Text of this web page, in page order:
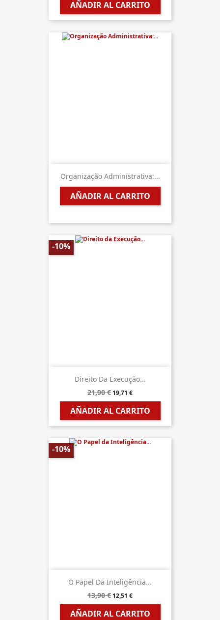
AÑADIR AL CARRITO
Organização Administrativa:...
AÑADIR AL CARRITO
Direito Da Execução...
21,90 € 19,71 €
AÑADIR AL CARRITO
-10%
O Papel Da Inteligência...
13,90 € 12,51 €
AÑADIR AL CARRITO
-10%